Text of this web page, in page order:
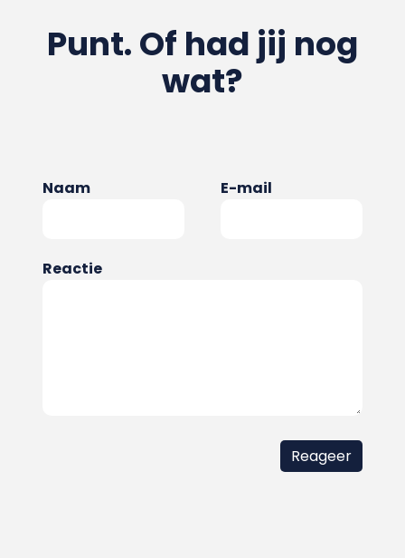
Punt. Of had jij nog
wat?
Naam E-mail
Reactie